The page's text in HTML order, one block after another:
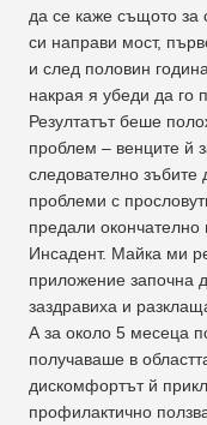
да се каже същото
си направи мост,
и след половин
накрая я убеди да го
Резултатът беше
проблем – венците й
следователно зъбите
проблеми с
предали
Инсадент. Майка ми
приложение започна
заздравиха и
А за около 5 месеца
получаваше в
дискомфортът й
профилактично